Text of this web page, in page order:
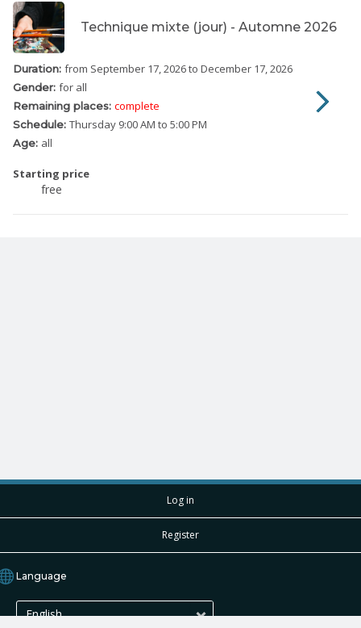
Technique mixte (jour) - Automne 2026
Duration: from September 17, 2026to December 17, 2026
Gender: for all
Remaining places: complete
Schedule: Thursday 9:00 AM to 5:00 PM
Age: all
Starting price
free
Log in
Register
Language
English